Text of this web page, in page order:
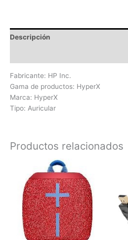
Descripción
Fabricante: HP Inc.
Gama de productos: HyperX
Marca: HyperX
Tipo: Auricular
Productos relacionados